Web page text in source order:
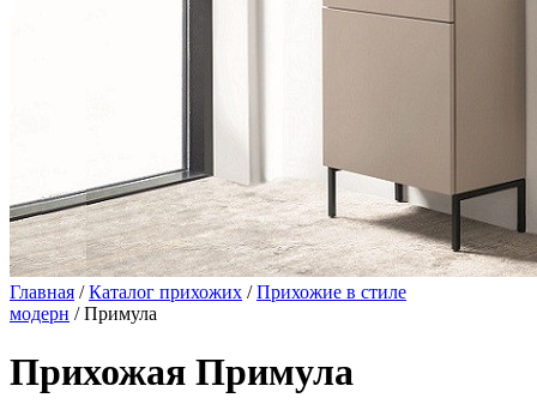
Главная /Каталог прихожих /Прихожие в стиле
модерн / Примула
Прихожая Примула